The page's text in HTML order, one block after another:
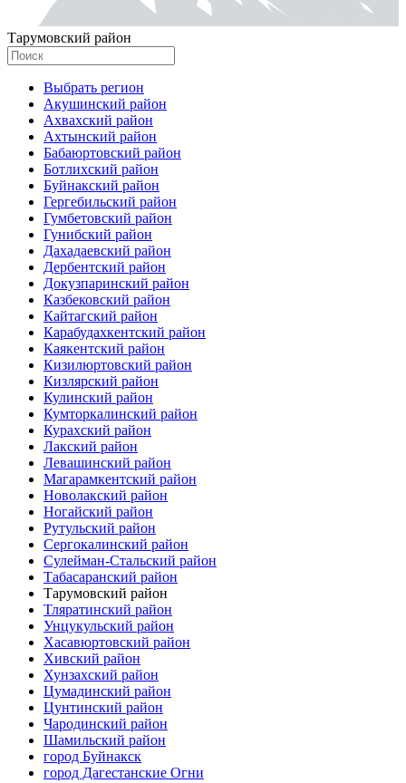
Тарумовский район
Выбрать регион
Акушинский район
Ахвахский район
Ахтынский район
Бабаюртовский район
Ботлихский район
Буйнакский район
Гергебильский район
Гумбетовский район
Гунибский район
Дахадаевский район
Дербентский район
Докузпаринский район
Казбековский район
Кайтагский район
Карабудахкентский район
Каякентский район
Кизилюртовский район
Кизлярский район
Кулинский район
Кумторкалинский район
Курахский район
Лакский район
Левашинский район
Магарамкентский район
Новолакский район
Ногайский район
Рутульский район
Сергокалинский район
Сулейман-Стальский район
Табасаранский район
Тарумовский район
Тляратинский район
Унцукульский район
Хасавюртовский район
Хивский район
Хунзахский район
Цумадинский район
Цунтинский район
Чародинский район
Шамильский район
город Буйнакск
город Дагестанские Огни